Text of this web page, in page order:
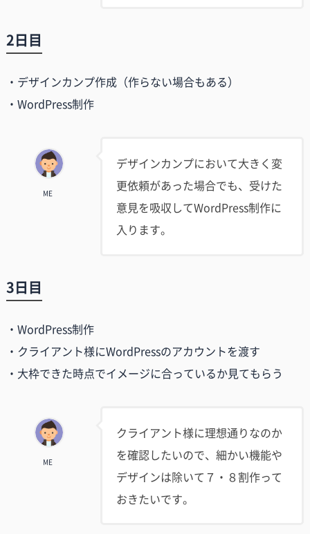
2日目
・デザインカンプ作成（作らない場合もある）
・WordPress制作
ME
デザインカンプにおいて大きく変
更依頼があった場合でも、受けた
意見を吸収してWordPress制作に
入ります。
3日目
・WordPress制作
・クライアント様にWordPressのアカウントを渡す
・大枠できた時点でイメージに合っているか見てもらう
ME
クライアント様に理想通りなのか
を確認したいので、細かい機能や
デザインは除いて７・８割作って
おきたいです。